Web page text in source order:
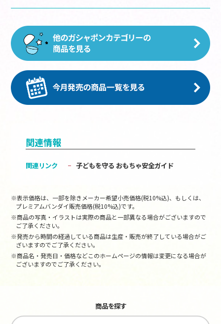
関連情報
関連リンク 子どもを守る おもちゃ安全ガイド
※表示価格は、一部を除きメーカー希望小売価格(税10%込)、もしくは、
プレミアムバンダイ販売価格(税10%込)です。
※商品の写真・イラストは実際の商品と一部異なる場合がございますので
ご了承ください。
※発売から時間の経過している商品は生産・販売が終了している場合がご
ざいますのでご了承ください。
※商品名・発売日・価格などこのホームページの情報は変更になる場合が
ございますのでご了承ください。
商品を探す